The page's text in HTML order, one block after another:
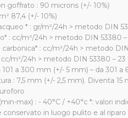
goffrato : 90 microns (+/- 10%)
87,4 (+/- 10%)
* : gr/m²/24h > metodo DIN
: cc/m²/24h > metodo DIN 53380
carbonica* : cc/m²/24h > metodo
m²/24h > metodo DIN 53380 – 23
a 300 mm (+/- 5 mm) – da 301
: 7,5 mm (+/- 2,5 mm). Diventa
max) : - 40°C / +40°c *: valori
in luogo pulito e al